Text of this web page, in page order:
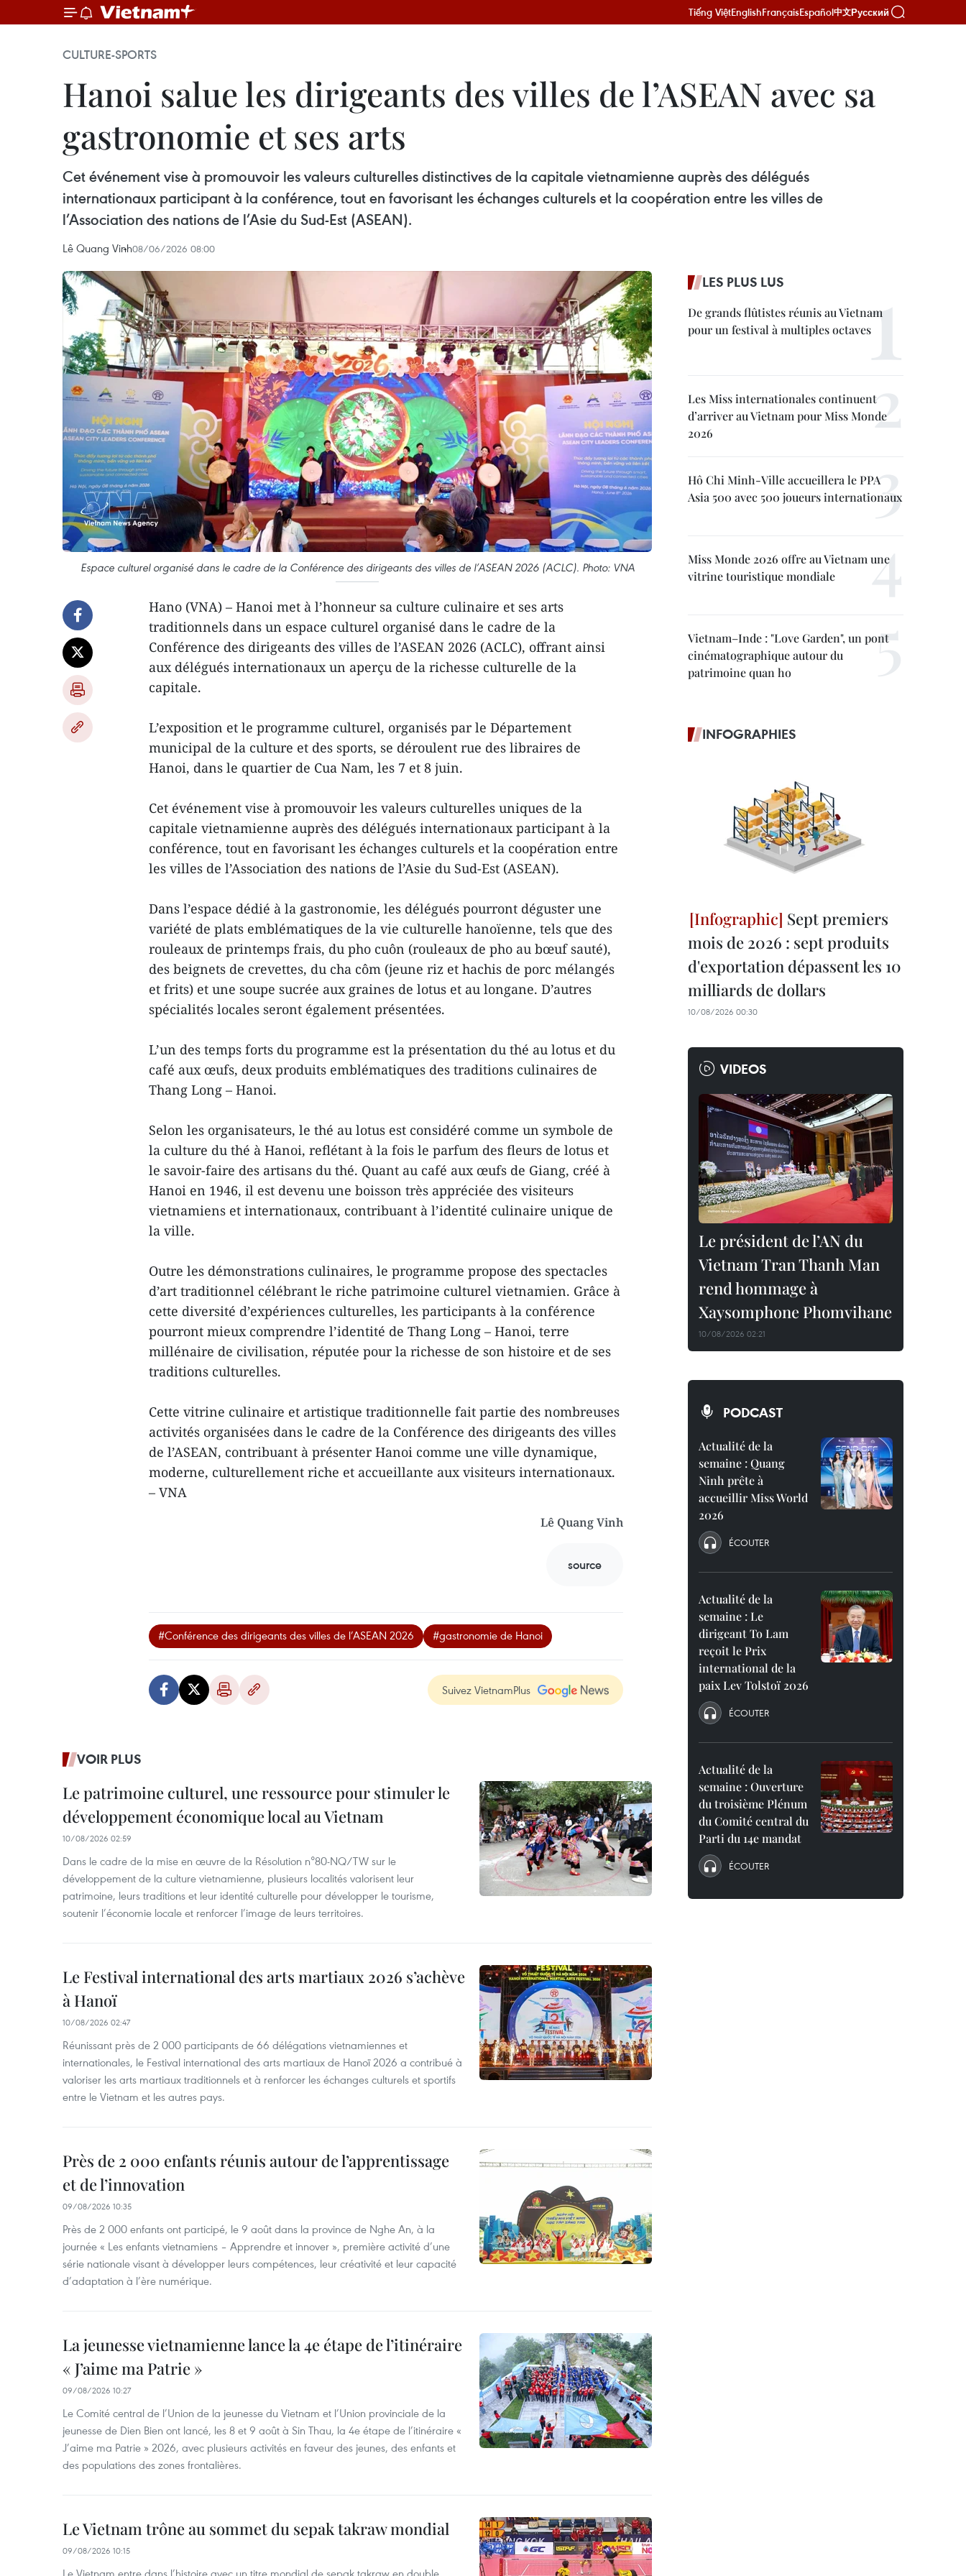
Tiếng ViệtEnglishFrançaisEspañol中文Русский
CULTURE-SPORTS
Hanoi salue les dirigeants des villes de l’ASEAN avec sa
gastronomie et ses arts
Cet événement vise à promouvoir les valeurs culturelles distinctives de la capitale vietnamienne auprès des délégués
internationaux participant à la conférence, tout en favorisant les échanges culturels et la coopération entre les villes de
l’Association des nations de l’Asie du Sud-Est (ASEAN).
Lê Quang Vinh08/06/2026 08:00
Espace culturel organisé dans le cadre de la Conférence des dirigeants des villes de l’ASEAN 2026 (ACLC). Photo: VNA
Hano (VNA) – Hanoi met à l’honneur sa culture culinaire et ses arts
traditionnels dans un espace culturel organisé dans le cadre de la
Conférence des dirigeants des villes de l’ASEAN 2026 (ACLC), offrant ainsi
aux délégués internationaux un aperçu de la richesse culturelle de la
capitale.
L’exposition et le programme culturel, organisés par le Département
municipal de la culture et des sports, se déroulent rue des libraires de
Hanoi, dans le quartier de Cua Nam, les 7 et 8 juin.
Cet événement vise à promouvoir les valeurs culturelles uniques de la
capitale vietnamienne auprès des délégués internationaux participant à la
conférence, tout en favorisant les échanges culturels et la coopération entre
les villes de l’Association des nations de l’Asie du Sud-Est (ASEAN).
Dans l’espace dédié à la gastronomie, les délégués pourront déguster une
variété de plats emblématiques de la vie culturelle hanoïenne, tels que des
rouleaux de printemps frais, du pho cuôn (rouleaux de pho au bœuf sauté),
des beignets de crevettes, du cha côm (jeune riz et hachis de porc mélangés
et frits) et une soupe sucrée aux graines de lotus et au longane. D’autres
spécialités locales seront également présentées.
L’un des temps forts du programme est la présentation du thé au lotus et du
café aux œufs, deux produits emblématiques des traditions culinaires de
Thang Long – Hanoi.
Selon les organisateurs, le thé au lotus est considéré comme un symbole de
la culture du thé à Hanoi, reflétant à la fois le parfum des fleurs de lotus et
le savoir-faire des artisans du thé. Quant au café aux œufs de Giang, créé à
Hanoi en 1946, il est devenu une boisson très appréciée des visiteurs
vietnamiens et internationaux, contribuant à l’identité culinaire unique de
la ville.
Outre les démonstrations culinaires, le programme propose des spectacles
d’art traditionnel célébrant le riche patrimoine culturel vietnamien. Grâce à
cette diversité d’expériences culturelles, les participants à la conférence
pourront mieux comprendre l’identité de Thang Long – Hanoi, terre
millénaire de civilisation, réputée pour la richesse de son histoire et de ses
traditions culturelles.
Cette vitrine culinaire et artistique traditionnelle fait partie des nombreuses
activités organisées dans le cadre de la Conférence des dirigeants des villes
de l’ASEAN, contribuant à présenter Hanoi comme une ville dynamique,
moderne, culturellement riche et accueillante aux visiteurs internationaux.
– VNA
Lê Quang Vinh
source
#Conférence des dirigeants des villes de l’ASEAN 2026 #gastronomie de Hanoi
Suivez VietnamPlus
VOIR PLUS
Le patrimoine culturel, une ressource pour stimuler le
développement économique local au Vietnam
10/08/2026 02:59
Dans le cadre de la mise en œuvre de la Résolution n°80-NQ/TW sur le
développement de la culture vietnamienne, plusieurs localités valorisent leur
patrimoine, leurs traditions et leur identité culturelle pour développer le tourisme,
soutenir l’économie locale et renforcer l’image de leurs territoires.
Le Festival international des arts martiaux 2026 s’achève
à Hanoï
10/08/2026 02:47
Réunissant près de 2 000 participants de 66 délégations vietnamiennes et
internationales, le Festival international des arts martiaux de Hanoï 2026 a contribué à
valoriser les arts martiaux traditionnels et à renforcer les échanges culturels et sportifs
entre le Vietnam et les autres pays.
Près de 2 000 enfants réunis autour de l’apprentissage
et de l’innovation
09/08/2026 10:35
Près de 2 000 enfants ont participé, le 9 août dans la province de Nghe An, à la
journée « Les enfants vietnamiens – Apprendre et innover », première activité d’une
série nationale visant à développer leurs compétences, leur créativité et leur capacité
d’adaptation à l’ère numérique.
La jeunesse vietnamienne lance la 4e étape de l’itinéraire
« J’aime ma Patrie »
09/08/2026 10:27
Le Comité central de l’Union de la jeunesse du Vietnam et l’Union provinciale de la
jeunesse de Dien Bien ont lancé, les 8 et 9 août à Sin Thau, la 4e étape de l’itinéraire «
J’aime ma Patrie » 2026, avec plusieurs activités en faveur des jeunes, des enfants et
des populations des zones frontalières.
Le Vietnam trône au sommet du sepak takraw mondial
09/08/2026 10:15
Le Vietnam entre dans l’histoire avec un titre mondial de sepak takraw en double
LES PLUS LUS
De grands flûtistes réunis au Vietnam
pour un festival à multiples octaves
Les Miss internationales continuent
d’arriver au Vietnam pour Miss Monde
2026
Hô Chi Minh-Ville accueillera le PPA
Asia 500 avec 500 joueurs internationaux
Miss Monde 2026 offre au Vietnam une
vitrine touristique mondiale
Vietnam–Inde : "Love Garden", un pont
cinématographique autour du
patrimoine quan ho
INFOGRAPHIES
Sept premiers
mois de 2026 : sept produits
d'exportation dépassent les 10
milliards de dollars
10/08/2026 00:30
VIDEOS
Le président de l’AN du
Vietnam Tran Thanh Man
rend hommage à
Xaysomphone Phomvihane
10/08/2026 02:21
PODCAST
Actualité de la
semaine : Quang
Ninh prête à
accueillir Miss World
2026
ÉCOUTER
Actualité de la
semaine : Le
dirigeant To Lam
reçoit le Prix
international de la
paix Lev Tolstoï 2026
ÉCOUTER
Actualité de la
semaine : Ouverture
du troisième Plénum
du Comité central du
Parti du 14e mandat
ÉCOUTER